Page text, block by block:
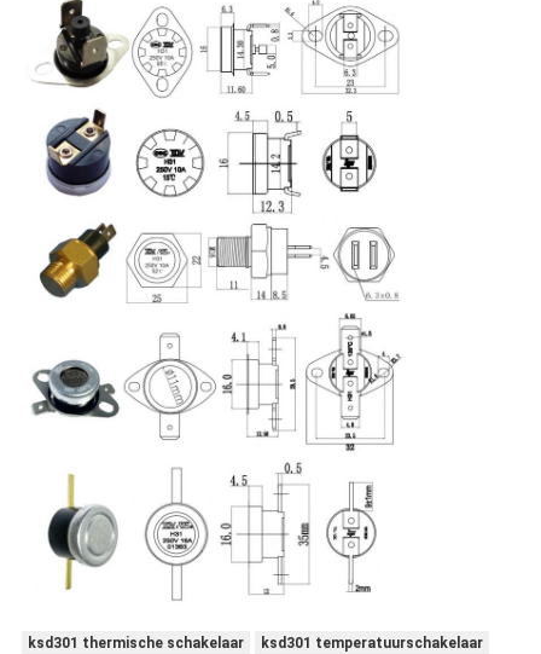
ksd301 thermische schakelaar
ksd301 temperatuurschakelaar